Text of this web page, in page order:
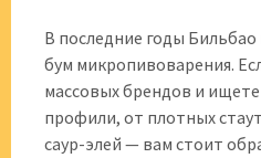
В последние годы
бум микропивоварения.
массовых брендов и
профили, от плотных
саур-элей — вам стоит